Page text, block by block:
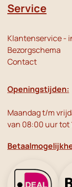
Service
Klantenservice -
Bezorgschema
Contact
Openingstijden:
Maandag t/m
van 08:00 uur tot